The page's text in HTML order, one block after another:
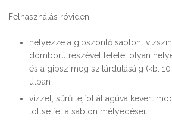
Felhasználás röviden:
helyezze a gipszöntő sablont
domború részével lefelé, olyan
és a gipsz meg szilárdulásáig (kb.
útban
vízzel, sűrű tejföl állagúvá kevert
töltse fel a sablon mélyedéseit